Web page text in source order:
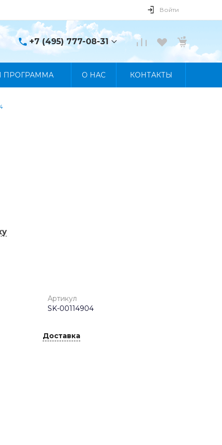
Войти
+7 (495) 777-08-31
+7 (495) 777-08-31
ПРОГРАММА О НАС КОНТАКТЫ
Артикул
SK-00114904
Доставка